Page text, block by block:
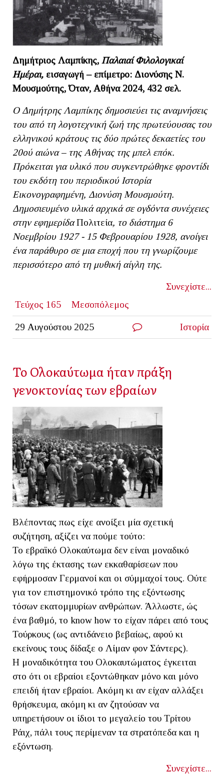
Δημήτριος Λαμπίκης, Παλαιαί Φιλολογικαί
Ημέραι, εισαγωγή – επίμετρο: Διονύσης Ν.
Μουσμούτης, Όταν, Αθήνα 2024, 432 σελ.
Ο Δημήτρης Λαμπίκης δημοσιεύει τις αναμνήσεις
του από τη λογοτεχνική ζωή της πρωτεύουσας του
ελληνικού κράτους τις δύο πρώτες δεκαετίες του
20ού αιώνα – της Αθήνας της μπελ επόκ.
Πρόκειται για υλικό που συγκεντρώθηκε φροντίδι
του εκδότη του περιοδικού Ιστορία
Εικονογραφημένη, Διονύση Μουσμούτη.
Δημοσιευμένο υλικά αρχικά σε ογδόντα συνέχειες
στην εφημερίδαΠολιτεία, το διάστημα 6
Νοεμβρίου 1927 - 15 Φεβρουαρίου 1928, ανοίγει
ένα παράθυρο σε μια εποχή που τη γνωρίζουμε
περισσότερο από τη μυθική αίγλη της.
Συνεχίστε...
Τεύχος 165
Μεσοπόλεμος
29 Αυγούστου 2025 Ιστορία
Το Ολοκαύτωμα ήταν πράξη
γενοκτονίας των εβραίων
Βλέποντας πως είχε ανοίξει μία σχετική
συζήτηση, αξίζει να πούμε τούτο:
Το εβραϊκό Ολοκαύτωμα δεν είναι μοναδικό
λόγω της έκτασης των εκκαθαρίσεων που
εφήρμοσαν Γερμανοί και οι σύμμαχοί τους. Ούτε
για τον επιστημονικό τρόπο της εξόντωσης
τόσων εκατομμυρίων ανθρώπων. Άλλωστε, ώς
ένα βαθμό, το know how το είχαν πάρει από τους
Τούρκους (ως αντιδάνειο βεβαίως, αφού κι
εκείνους τους δίδαξε ο Λίμαν φον Σάντερς).
Η μοναδικότητα του Ολοκαυτώματος έγκειται
στο ότι οι εβραίοι εξοντώθηκαν μόνο και μόνο
επειδή ήταν εβραίοι. Ακόμη κι αν είχαν αλλάξει
θρήσκευμα, ακόμη κι αν ζητούσαν να
υπηρετήσουν οι ίδιοι το μεγαλείο του Τρίτου
Ράιχ, πάλι τους περίμεναν τα στρατόπεδα και η
εξόντωση.
Συνεχίστε...